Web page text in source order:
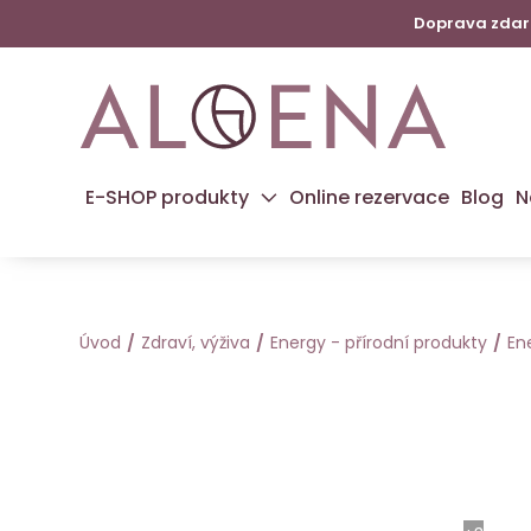
Doprava
E-SHOP produkty Online rezervace Blog
Úvod Zdraví, výživa Energy - přírodní produkty